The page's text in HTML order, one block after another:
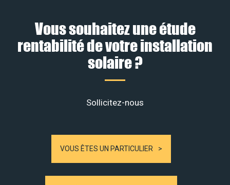
Vous souhaitez une étude
rentabilité de votre installation
solaire ?
Sollicitez-nous
VOUS ÊTES UN PARTICULIER